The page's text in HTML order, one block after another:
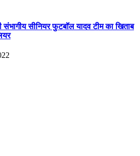
संभागीय सीनियर फुटबॉल यादव टीम का खिताब